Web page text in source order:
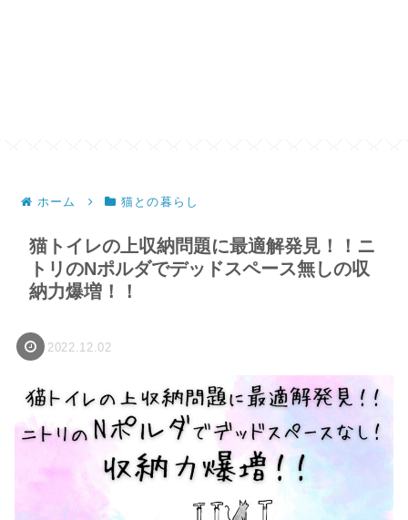
ホーム 猫との暮らし
猫トイレの上収納問題に最適解発見！！ニ
トリのNポルダでデッドスペース無しの収
納力爆増！！
2022.12.02